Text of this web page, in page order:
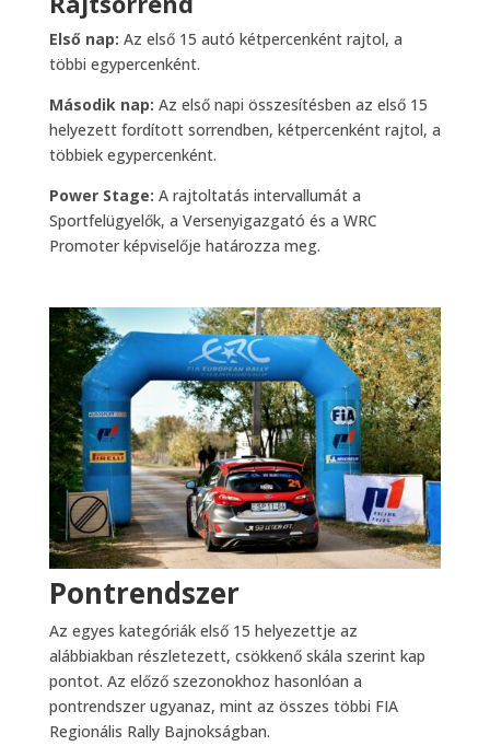
Első nap: Az első 15 autó kétpercenként rajtol, a
többi egypercenként.
Második nap: Az első napi összesítésben az első 15
helyezett fordított sorrendben, kétpercenként rajtol, a
többiek egypercenként.
Power Stage: A rajtoltatás intervallumát a
Sportfelügyelők, a Versenyigazgató és a WRC
Promoter képviselője határozza meg.
Pontrendszer
Az egyes kategóriák első 15 helyezettje az
alábbiakban részletezett, csökkenő skála szerint kap
pontot. Az előző szezonokhoz hasonlóan a
pontrendszer ugyanaz, mint az összes többi FIA
Regionális Rally Bajnokságban.